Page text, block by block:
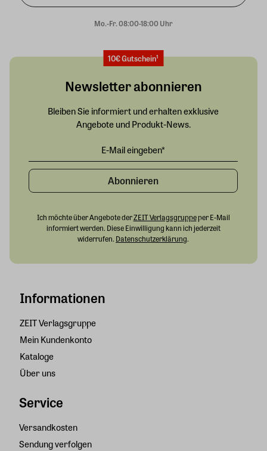
Mo.-Fr. 08:00-18:00 Uhr
Informationen
ZEIT Verlagsgruppe
Mein Kundenkonto
Kataloge
Über uns
Service
Versandkosten
Sendung verfolgen
10€ Gutschein¹
Newsletter abonnieren
Bleiben Sie informiert und erhalten exklusive
Angebote und Produkt-News.
Abonnieren
Ich möchte über Angebote derZEIT Verlagsgruppeper E-Mail
informiert werden. Diese Einwilligung kann ich jederzeit
widerrufen. Datenschutzerklärung.